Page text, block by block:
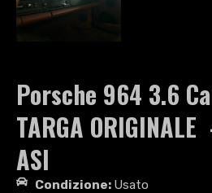
Porsche 964 3.6
TARGA
ASI
Condizione: Usato